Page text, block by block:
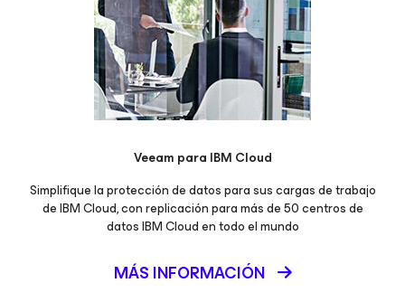
Veeam para IBM Cloud
Simplifique la protección de datos para sus cargas de trabajo
de IBM Cloud, con replicación para más de 50 centros de
datos IBM Cloud en todo el mundo
MÁS INFORMACIÓN